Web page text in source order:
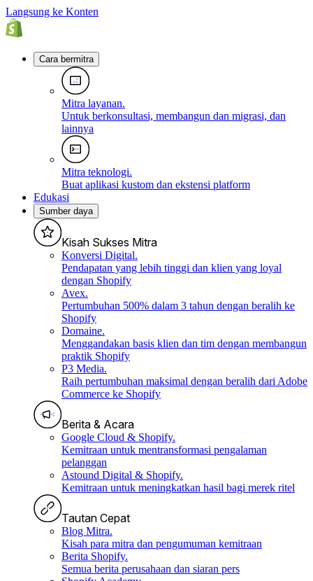
Langsung ke Konten
Cara bermitra
Mitra layanan.
Untuk berkonsultasi, membangun dan migrasi, dan
lainnya
Mitra teknologi.
Buat aplikasi kustom dan ekstensi platform
Edukasi
Sumber daya
Kisah Sukses Mitra
Konversi Digital.
Pendapatan yang lebih tinggi dan klien yang loyal
dengan Shopify
Avex.
Pertumbuhan 500% dalam 3 tahun dengan beralih ke
Shopify
Domaine.
Menggandakan basis klien dan tim dengan membangun
praktik Shopify
P3 Media.
Raih pertumbuhan maksimal dengan beralih dari Adobe
Commerce ke Shopify
Berita & Acara
Google Cloud & Shopify.
Kemitraan untuk mentransformasi pengalaman
pelanggan
Astound Digital & Shopify.
Kemitraan untuk meningkatkan hasil bagi merek ritel
Tautan Cepat
Blog Mitra.
Kisah para mitra dan pengumuman kemitraan
Berita Shopify.
Semua berita perusahaan dan siaran pers